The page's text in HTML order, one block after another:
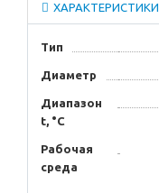
ХАРАКТЕРИСТИКИ
Тип
Диаметр
Диапазон
t, °С
Рабочая
среда